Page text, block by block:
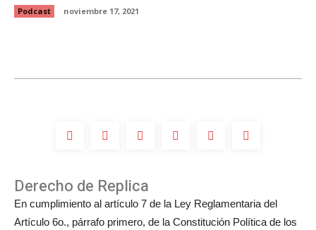
Podcast noviembre 17, 2021
Derecho de Replica
En cumplimiento al artículo 7 de la Ley Reglamentaria del
Artículo 6o., párrafo primero, de la Constitución Política de los